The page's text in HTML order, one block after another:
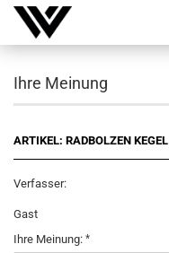
Ihre Meinung
ARTIKEL: RADBOLZEN KEGEL
Verfasser:
Gast
Ihre Meinung: